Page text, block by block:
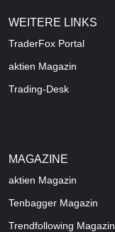
WEITERE LINKS
TraderFox Portal
aktien Magazin
Trading-Desk
MAGAZINE
aktien Magazin
Tenbagger Magazin
Trendfollowing Magazin